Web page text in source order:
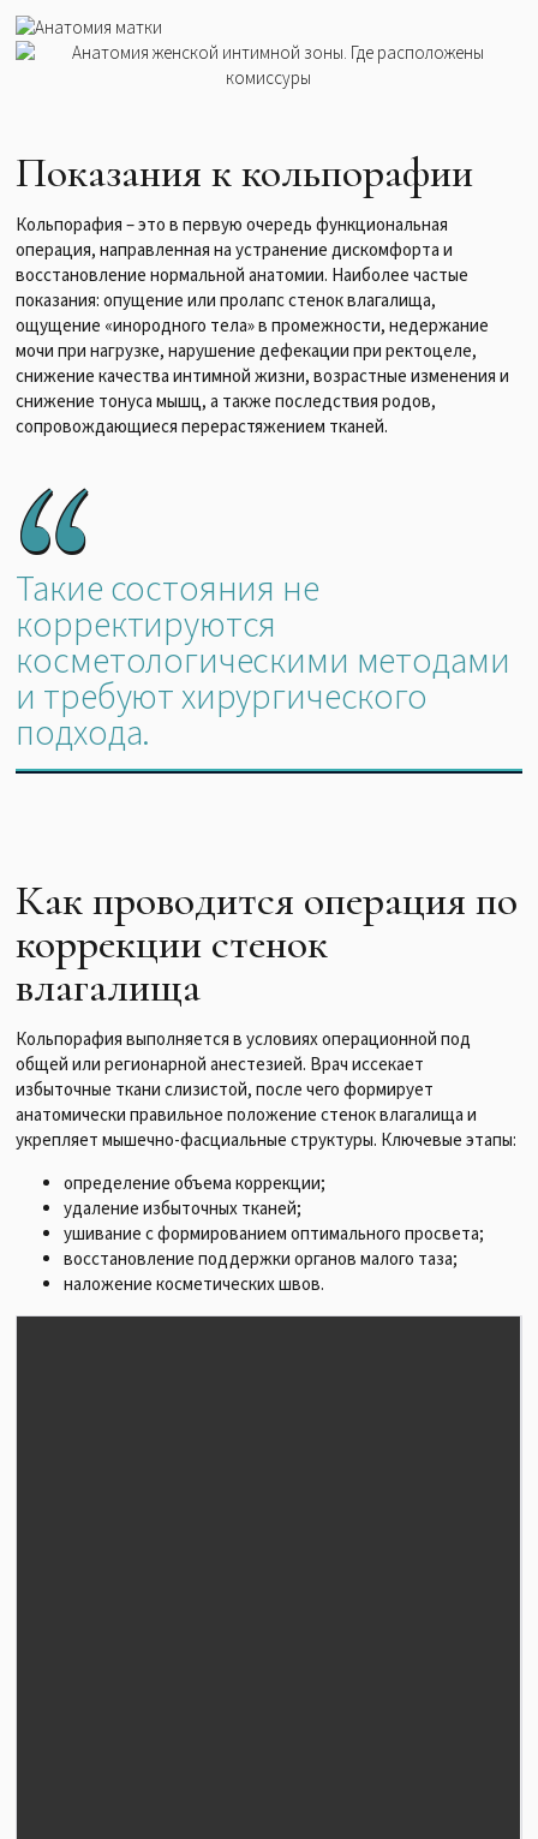
Показания к кольпорафии
Кольпорафия – это в первую очередь функциональная
операция, направленная на устранение дискомфорта и
восстановление нормальной анатомии. Наиболее частые
показания: опущение или пролапс стенок влагалища,
ощущение «инородного тела» в промежности, недержание
мочи при нагрузке, нарушение дефекации при ректоцеле,
снижение качества интимной жизни, возрастные изменения и
снижение тонуса мышц, а также последствия родов,
сопровождающиеся перерастяжением тканей.
Такие состояния не
корректируются
косметологическими методами
и требуют хирургического
подхода.
Как проводится операция по
коррекции стенок
влагалища
Кольпорафия выполняется в условиях операционной под
общей или регионарной анестезией. Врач иссекает
избыточные ткани слизистой, после чего формирует
анатомически правильное положение стенок влагалища и
укрепляет мышечно-фасциальные структуры. Ключевые этапы:
определение объема коррекции;
удаление избыточных тканей;
ушивание с формированием оптимального просвета;
восстановление поддержки органов малого таза;
наложение косметических швов.